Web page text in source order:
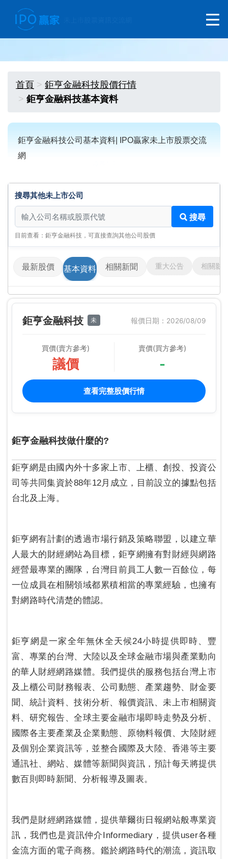
首頁
鉅亨金融科技股價行情
鉅亨金融科技基本資料
鉅亨金融科技公司基本資料| IPO贏家未上市股票交流
網
搜尋其他未上市公司
搜尋其他未上市公司
搜尋
目前查看：鉅亨金融科技，可直接查詢其他公司股價
最新股價 基本資料 相關新聞 重大公告 相關影
鉅亨金融科技 未 報價日期：2026/08/09
買價(賣方參考)
議價
賣價(買方參考)
-
查看完整股價行情
鉅亨金融科技做什麼的?
鉅亨網是由國內外十多家上市、上櫃、創投、投資公
司等共同集資於88年12月成立，目前設立的據點包括
台北及上海。
鉅亨網有計劃的透過市場行銷及策略聯盟，以建立華
人最大的財經網站為目標，鉅亨網擁有對財經與網路
經營最專業的團隊，台灣目前員工人數一百餘位，每
一位成員在相關領域都累積相當的專業經驗，也擁有
對網路時代清楚的體認。
鉅亨網是一家全年無休全天候24小時提供即時、豐
富、專業的台灣、大陸以及全球金融市場與產業動向
的華人財經網路媒體。我們提供的服務包括台灣上市
及上櫃公司財務報表、公司動態、產業趨勢、財金要
聞、統計資料、技術分析、報價資訊、未上市相關資
料、研究報告、全球主要金融市場即時走勢及分析、
國際各主要產業及企業動態、原物料報價、大陸財經
及個別企業資訊等，並整合國際及大陸、香港等主要
通訊社、網站、媒體等新聞與資訊，預計每天將提供
數百則即時新聞、分析報導及圖表。
我們是財經網路媒體，提供華爾街日報網站般專業資
訊，我們也是資訊仲介Informediary，提供user各種
金流方面的電子商務。鑑於網路時代的潮流，資訊取